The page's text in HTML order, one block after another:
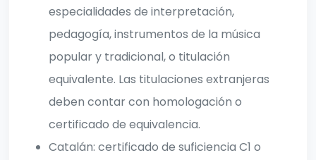
especialidades de interpretación,
pedagogía, instrumentos de la música
popular y tradicional, o titulación
equivalente. Las titulaciones extranjeras
deben contar con homologación o
certificado de equivalencia.
Catalán: certificado de suficiencia C1 o